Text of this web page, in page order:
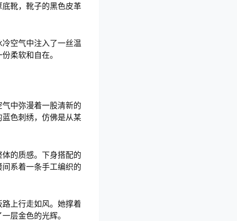
靴，靴子的黑色皮革
空气中注入了一丝温
柔软和自在。
中弥漫着一股清新的
色刺绣，仿佛是从某
的质感。下身搭配的
系着一条手工编织的
上行走如风。她撑着
层金色的光辉。